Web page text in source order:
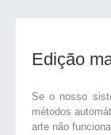
Edição
Se o nosso
métodos
arte não